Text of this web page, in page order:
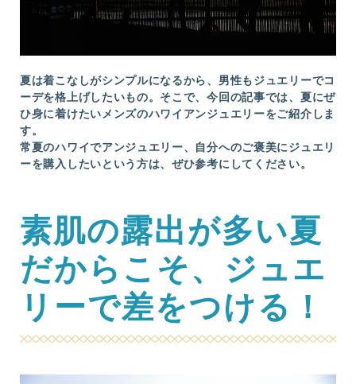
夏は着こなしがシンプルになるから、男性もジュエリーでコ
ーデを格上げしたいもの。そこで、今回の記事では、夏にぜ
ひ身に着けたいメンズのハワイアンジュエリーをご紹介しま
す。
常夏のハワイでアンジュエリー、自分へのご褒美にジュエリ
ーを購入したいという方は、ぜひ参考にしてください。
素肌の露出が多い夏
だからこそ、ジュエ
リーで差をつける！